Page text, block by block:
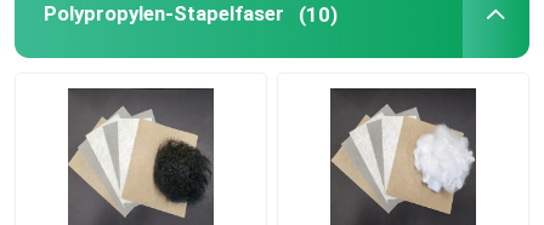
Polypropylen-Stapelfaser (10)